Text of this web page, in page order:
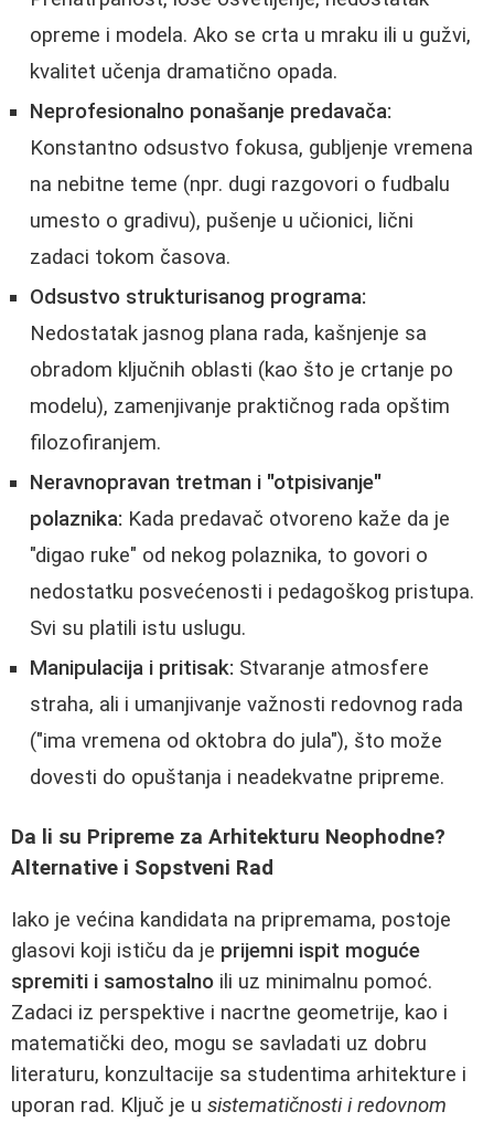
opreme i modela. Ako se crta u mraku ili u gužvi,
kvalitet učenja dramatično opada.
Neprofesionalno ponašanje predavača:
Konstantno odsustvo fokusa, gubljenje vremena
na nebitne teme (npr. dugi razgovori o fudbalu
umesto o gradivu), pušenje u učionici, lični
zadaci tokom časova.
Odsustvo strukturisanog programa:
Nedostatak jasnog plana rada, kašnjenje sa
obradom ključnih oblasti (kao što je crtanje po
modelu), zamenjivanje praktičnog rada opštim
filozofiranjem.
Neravnopravan tretman i "otpisivanje"
polaznika: Kada predavač otvoreno kaže da je
"digao ruke" od nekog polaznika, to govori o
nedostatku posvećenosti i pedagoškog pristupa.
Svi su platili istu uslugu.
Manipulacija i pritisak: Stvaranje atmosfere
straha, ali i umanjivanje važnosti redovnog rada
("ima vremena od oktobra do jula"), što može
dovesti do opuštanja i neadekvatne pripreme.
Da li su Pripreme za Arhitekturu Neophodne?
Alternative i Sopstveni Rad
Iako je većina kandidata na pripremama, postoje
glasovi koji ističu da je prijemni ispit moguće
spremiti i samostalno ili uz minimalnu pomoć.
Zadaci iz perspektive i nacrtne geometrije, kao i
matematički deo, mogu se savladati uz dobru
literaturu, konzultacije sa studentima arhitekture i
uporan rad. Ključ je u sistematičnosti i redovnom